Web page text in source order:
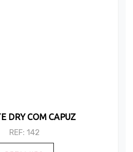
DRY COM CAPUZ
REF: 142